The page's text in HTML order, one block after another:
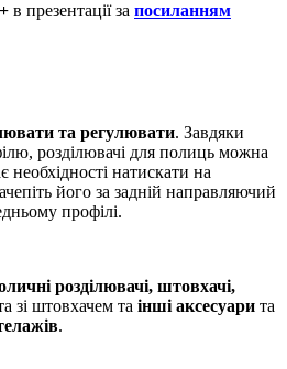
+ в презентації за посиланням
та регулювати. Завдяки
розділювачі для полиць можна
натискати на
його за задній направляючий
профілі.
розділювачі, штовхачі,
зі штовхачем та інші аксесуари та
.